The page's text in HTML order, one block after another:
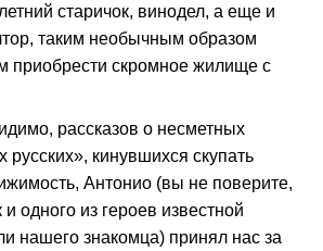
старичок, винодел, а еще и
таким необычным образом
приобрести скромное жилище с
рассказов о несметных
русских», кинувшихся скупать
Антонио (вы не поверите,
одного из героев известной
нашего знакомца) принял нас за